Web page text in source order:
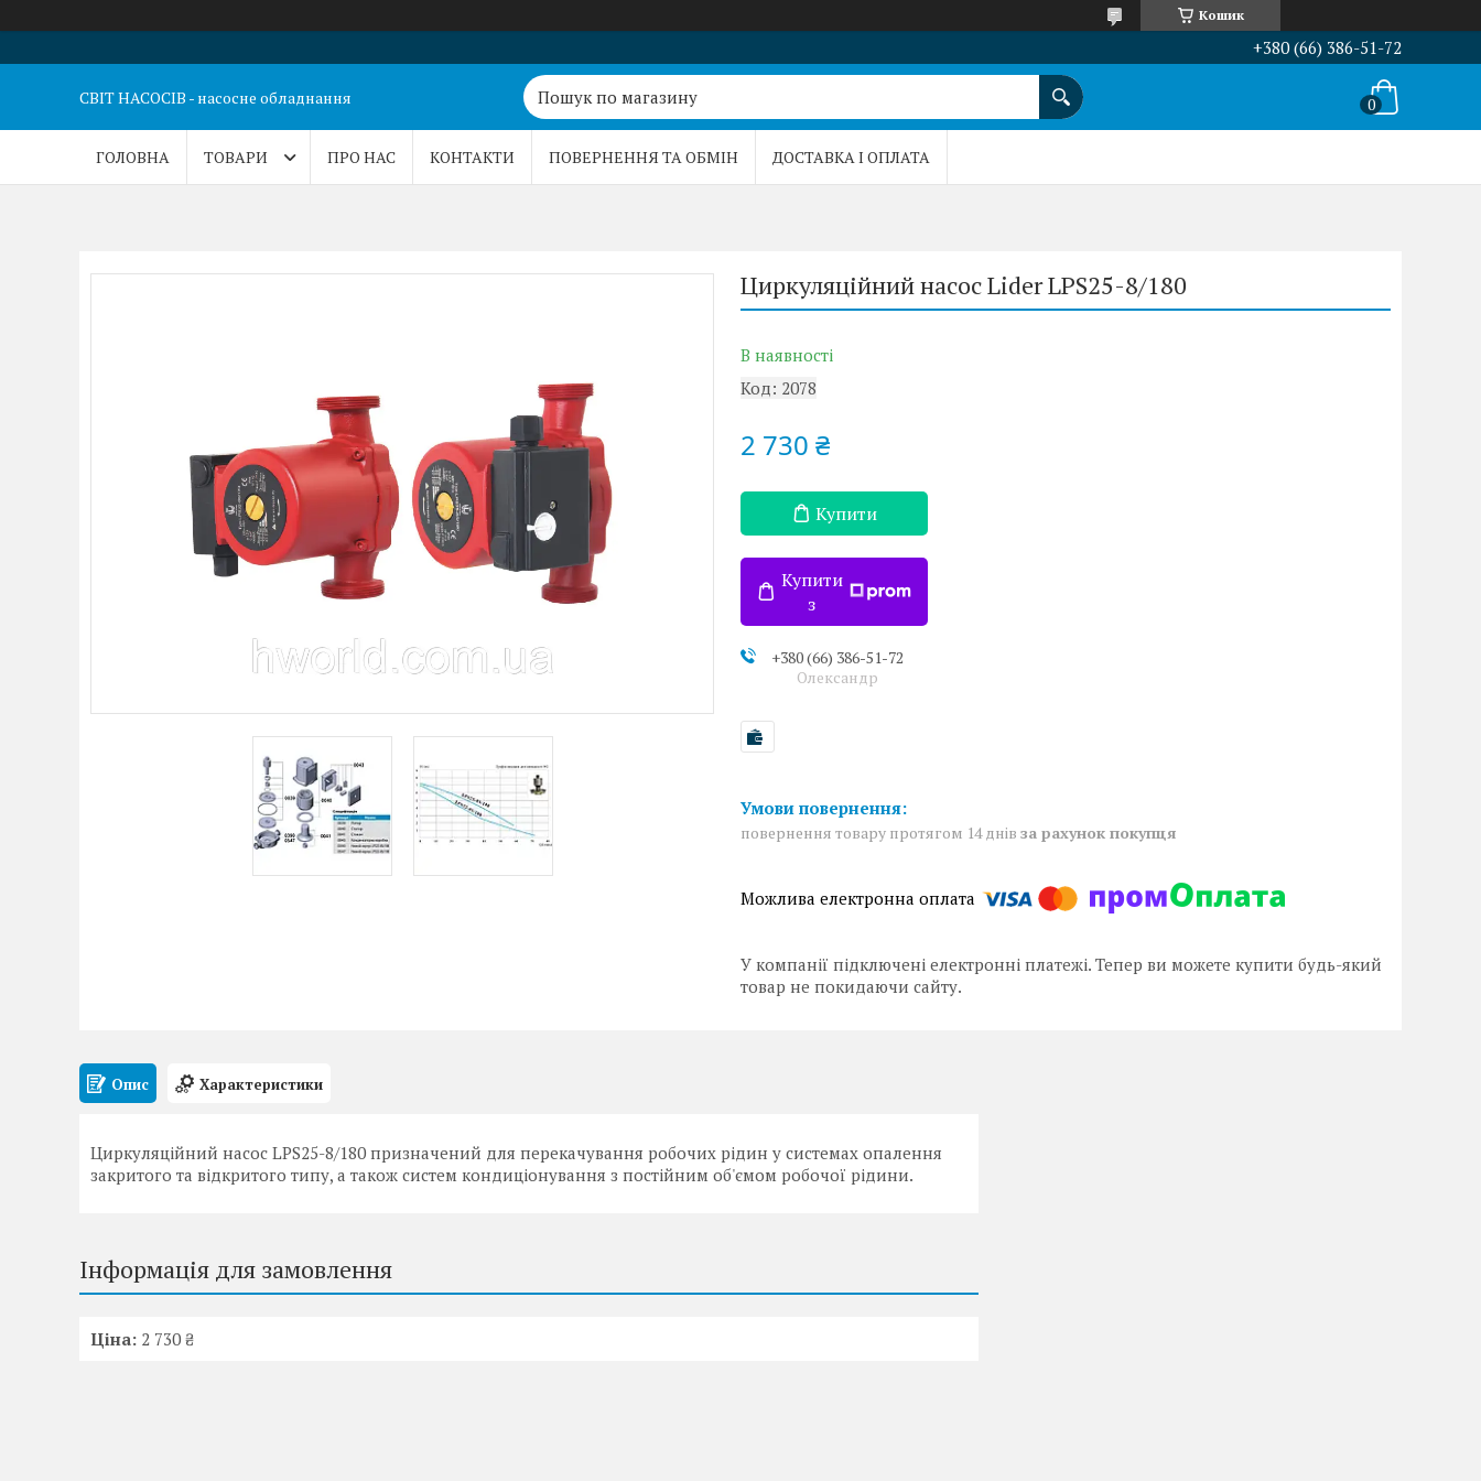
Кошик
+380 (66) 386-51-72
СВІТ НАСОСІВ - насосне обладнання
ГОЛОВНА ТОВАРИ ПРО НАС КОНТАКТИ ПОВЕРНЕННЯ ТА ОБМІН ДОСТАВКА І ОПЛАТА
Циркуляційний насос Lider LPS25-8/180
В наявності
Код: 2078
2 730 ₴
Купити
Купити
з
+380 (66) 386-51-72
Олександр
повернення товару протягом 14 днів за рахунок покупця
У компанії підключені електронні платежі. Тепер ви можете купити будь-який
товар не покидаючи сайту.
Опис Характеристики
Циркуляційний насос LPS25-8/180 призначений для перекачування робочих рідин у системах опалення
закритого та відкритого типу, а також систем кондиціонування з постійним об'ємом робочої рідини.
Інформація для замовлення
Ціна: 2 730 ₴